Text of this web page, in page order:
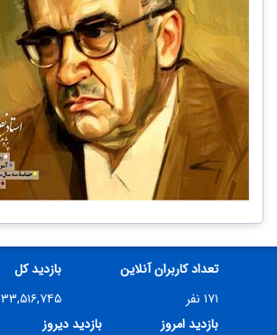
تعداد کاربران آنلاین
۱۷۱ نفر
بازدید کل
۳۳,۵۱۶,۷۴۵ نفر
بازدید امروز
بازدید دیروز